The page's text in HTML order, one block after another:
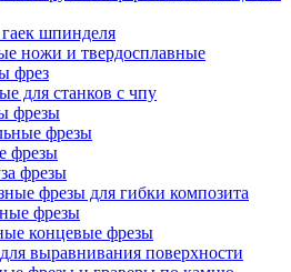
шпинделя
ножи и твердосплавные
фрез
для станков с чпу
фрезы
фрезы
фрезы
фрезы
фрезы для гибки композита
фрезы
концевые фрезы
выравнивания поверхности